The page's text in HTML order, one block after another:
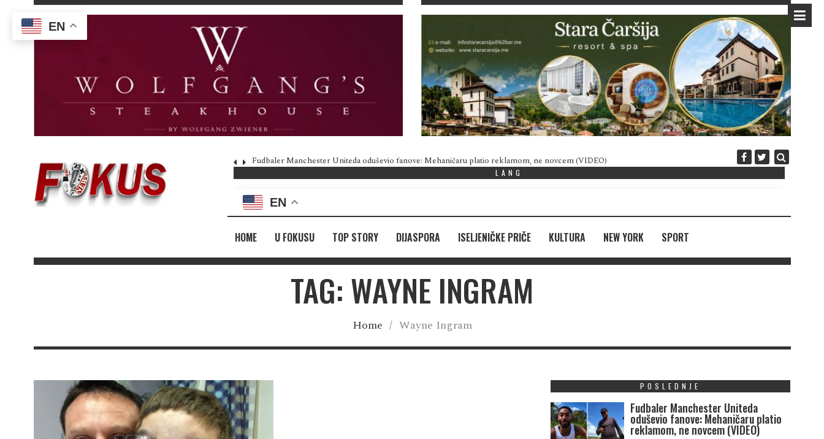
Fudbaler Manchester Uniteda oduševio fanove: Mehaničaru platio reklamom, ne novcem (VIDEO) Diplomatija po
LANG
EN
HOME U FOKUSU TOP STORY DIJASPORA ISELJENIČKE PRIČE KULTURA NEW YORK SPORT
TAG: WAYNE INGRAM
Home / Wayne Ingram
POSLEDNJE
Fudbaler Manchester Uniteda
oduševio fanove: Mehaničaru platio
reklamom, ne novcem (VIDEO)
EN